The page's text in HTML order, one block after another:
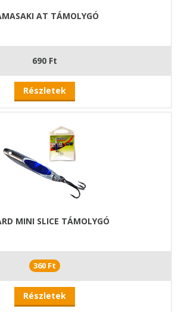
AT TÁMOLYGÓ
690 Ft
Részletek
MINI SLICE TÁMOLYGÓ
360 Ft
Részletek